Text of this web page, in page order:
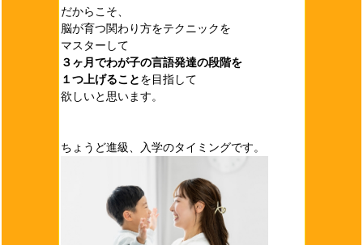
だからこそ、
脳が育つ関わり方をテクニックを
マスターして
３ヶ月でわが子の言語発達の段階を
１つ上げることを目指して
欲しいと思います。
ちょうど進級、入学のタイミングです。